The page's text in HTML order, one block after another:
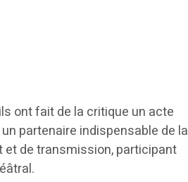
ont fait de la critique un acte
partenaire indispensable de la
et de transmission, participant